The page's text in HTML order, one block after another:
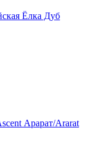
Ёлка Дуб